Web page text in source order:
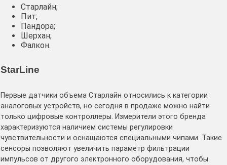
Старлайн;
Пит;
Пандора;
Шерхан;
Фалкон.
StarLine
Первые датчики объема Старлайн относились к категории
аналоговых устройств, но сегодня в продаже можно найти
только цифровые контроллеры. Измерители этого бренда
характеризуются наличием системы регулировки
чувствительности и оснащаются специальными чипами. Такие
сенсоры позволяют увеличить параметр фильтрации
импульсов от другого электронного оборудования, чтобы